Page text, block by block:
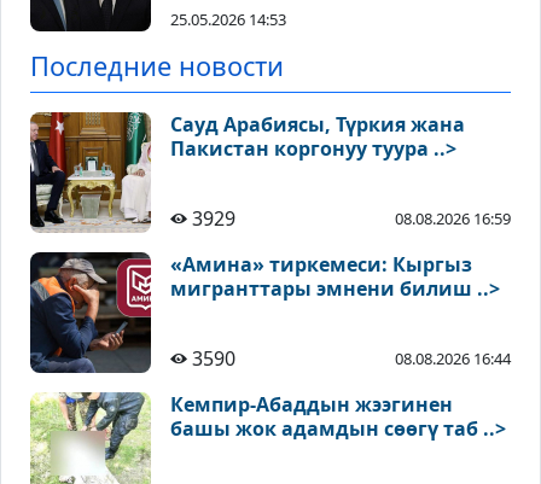
25.05.2026 14:53
Последние новости
Сауд Арабиясы, Түркия жана
Пакистан коргонуу туура ..>
3929 08.08.2026 16:59
«Амина» тиркемеси: Кыргыз
мигранттары эмнени билиш ..>
3590 08.08.2026 16:44
Кемпир-Абаддын жээгинен
башы жок адамдын сөөгү таб ..>